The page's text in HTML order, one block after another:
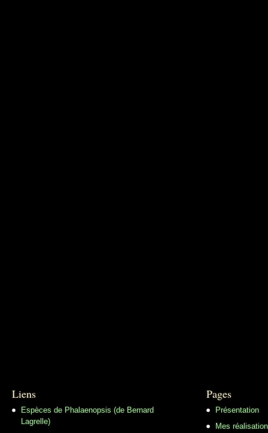
Liens
Espèces de Phalaenopsis (de Bernard
Lagrelle)
Pages
Présentation
Mes